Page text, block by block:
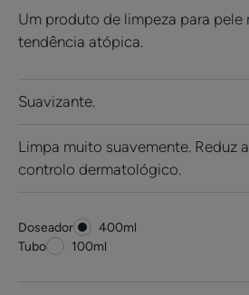
Um produto de limpeza para pele
tendência atópica.
Suavizante.
Limpa muito suavemente. Reduz
controlo dermatológico.
Doseador Doseador
400ml
Tubo
Tubo
100ml